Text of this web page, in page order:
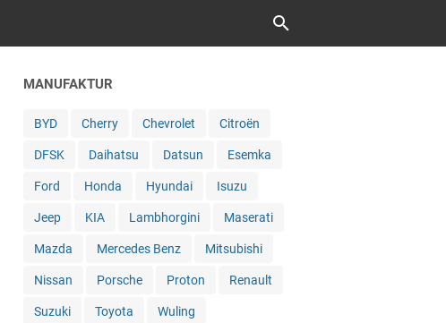
MANUFAKTUR
BYD Cherry Chevrolet Citroën
DFSK Daihatsu Datsun Esemka
Ford Honda Hyundai Isuzu
Jeep KIA Lambhorgini Maserati
Mazda Mercedes Benz Mitsubishi
Nissan Porsche Proton Renault
Suzuki Toyota Wuling